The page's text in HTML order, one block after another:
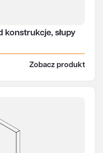
konstrukcje, słupy
Zobacz produkt